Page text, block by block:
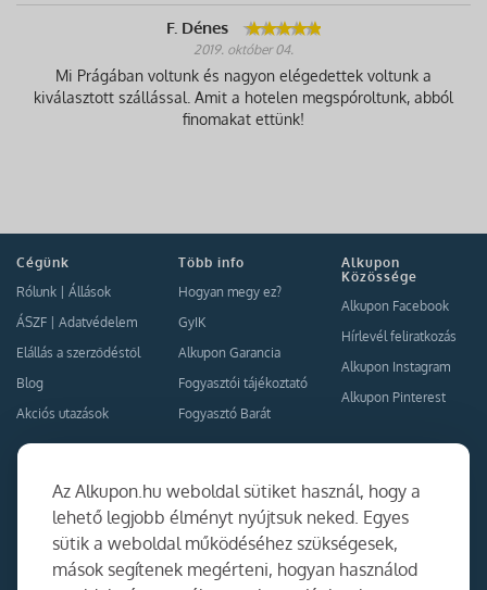
Az Alkupon.hu weboldal sütiket használ, hogy a
lehető legjobb élményt nyújtsuk neked. Egyes
sütik a weboldal működéséhez szükségesek,
mások segítenek megérteni, hogyan használod
F. Dénes
2019. október 04.
Mi Prágában voltunk és nagyon elégedettek voltunk a
kiválasztott szállással. Amit a hotelen megspóroltunk, abból
finomakat ettünk!
Cégünk
Rólunk
Állások
ÁSZF
Adatvédelem
Elállás a szerződéstől
Blog
Akciós utazások
Több info
Hogyan megy ez?
GyIK
Alkupon Garancia
Fogyasztói tájékoztató
Fogyasztó Barát
Alkupon
Közössége
Alkupon Facebook
Hírlevél feliratkozás
Alkupon Instagram
Alkupon Pinterest
Együttműködés
Kapcsolat
Ajánlj nekünk!
Partner Belépés